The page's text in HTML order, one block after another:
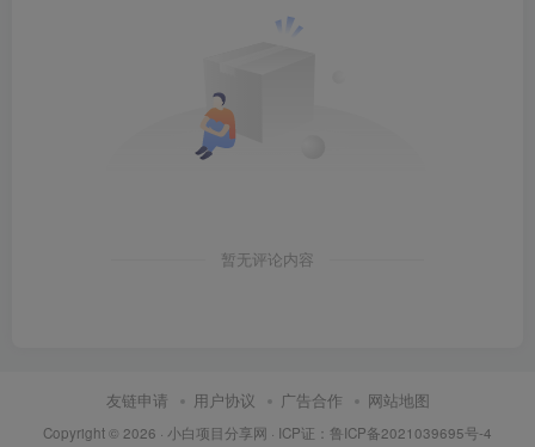
暂无评论内容
友链申请 用户协议 广告合作 网站地图
Copyright © 2026 · 小白项目分享网 · ICP证： 鲁ICP备2021039695号-4